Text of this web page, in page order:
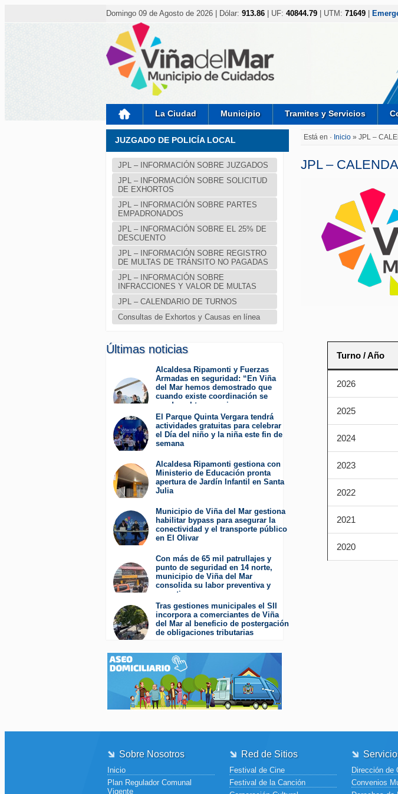
sitio
ajustar
Domingo 09 de Agosto de 2026 | Dólar: 913.86| UF: 40844.79| UTM: 71649|
La Ciudad Municipio Tramites y Servicios
JUZGADO DE POLICÍA LOCAL
JPL – INFORMACIÓN SOBRE JUZGADOS
JPL – INFORMACIÓN SOBRE SOLICITUD
DE EXHORTOS
JPL – INFORMACIÓN SOBRE PARTES
EMPADRONADOS
JPL – INFORMACIÓN SOBRE EL 25% DE
DESCUENTO
JPL – INFORMACIÓN SOBRE REGISTRO
DE MULTAS DE TRÁNSITO NO PAGADAS
JPL – INFORMACIÓN SOBRE
INFRACCIONES Y VALOR DE MULTAS
JPL – CALENDARIO DE TURNOS
Consultas de Exhortos y Causas en línea
Últimas noticias
Alcaldesa Ripamonti y Fuerzas
Armadas en seguridad: “En Viña
del Mar hemos demostrado que
cuando existe coordinación se
pueden obtener mejores
resultados”.
Jueves 6 de Agosto de 2026
El Parque Quinta Vergara tendrá
actividades gratuitas para celebrar
el Día del niño y la niña este fin de
semana
Alcaldesa Ripamonti gestiona con
Ministerio de Educación pronta
apertura de Jardín Infantil en Santa
Julia
Municipio de Viña del Mar gestiona
habilitar bypass para asegurar la
conectividad y el transporte público
en El Olivar
Con más de 65 mil patrullajes y
punto de seguridad en 14 norte,
municipio de Viña del Mar
consolida su labor preventiva y
operativa
Jueves 30 de Julio de 2026
Tras gestiones municipales el SII
incorpora a comerciantes de Viña
del Mar al beneficio de postergación
de obligaciones tributarias
Está en · Inicio» JPL –
JPL –
Turno / Año
2026
2025
2024
2023
2022
2021
2020
Sobre Nosotros
Inicio
Plan Regulador Comunal
Vigente
Red de Sitios
Festival de Cine
Festival de la Canción
Dirección de
Convenios